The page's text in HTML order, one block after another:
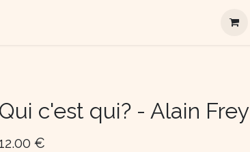
Qui c'est qui? - Alain Frey
€